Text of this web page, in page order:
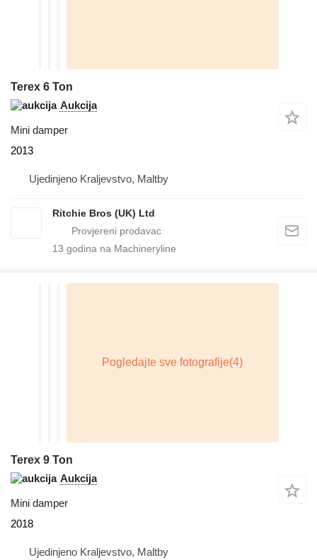
Terex 6 Ton
Aukcija
Mini damper
2013
Ujedinjeno Kraljevstvo, Maltby
Ritchie Bros (UK) Ltd
13 godina na Machineryline
Terex 9 Ton
Aukcija
Mini damper
2018
Ujedinjeno Kraljevstvo, Maltby